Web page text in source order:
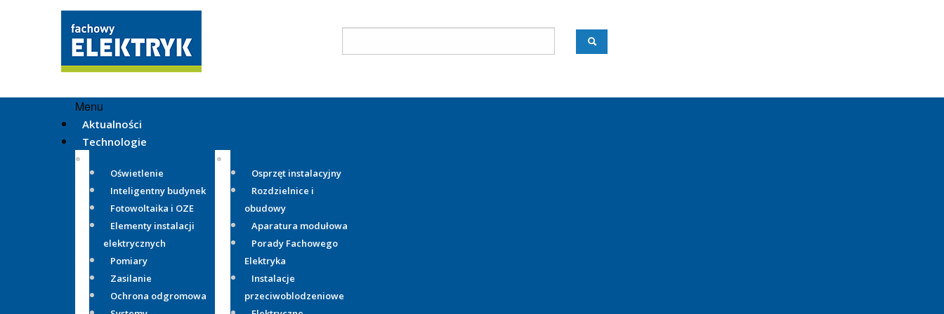
Menu
Aktualności
Technologie
Oświetlenie
Inteligentny budynek
Fotowoltaika i OZE
Elementy instalacji
elektrycznych
Pomiary
Zasilanie
Ochrona odgromowa
Osprzęt instalacyjny
Rozdzielnice i
obudowy
Aparatura modułowa
Porady Fachowego
Elektryka
Instalacje
przeciwoblodzeniowe